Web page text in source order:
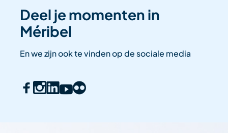
Deel je momenten in
Méribel
En we zijn ook te vinden op de sociale media